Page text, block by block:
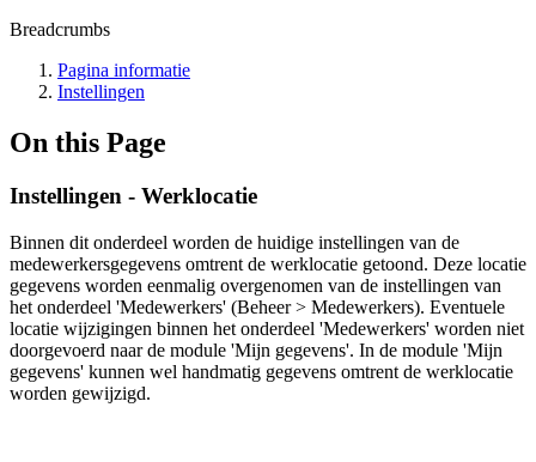
Breadcrumbs
Pagina informatie
Instellingen
On this Page
Instellingen - Werklocatie
Binnen dit onderdeel worden de huidige instellingen van de
medewerkersgegevens omtrent de werklocatie getoond. Deze locatie
gegevens worden eenmalig overgenomen van de instellingen van
het onderdeel 'Medewerkers' (Beheer > Medewerkers). Eventuele
locatie wijzigingen binnen het onderdeel 'Medewerkers' worden niet
doorgevoerd naar de module 'Mijn gegevens'. In de module 'Mijn
gegevens' kunnen wel handmatig gegevens omtrent de werklocatie
worden gewijzigd.